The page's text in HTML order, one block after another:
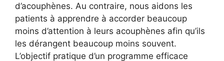
d’acouphènes. Au contraire, nous aidons les
patients à apprendre à accorder beaucoup
moins d’attention à leurs acouphènes afin qu’ils
les dérangent beaucoup moins souvent.
L’objectif pratique d’un programme efficace